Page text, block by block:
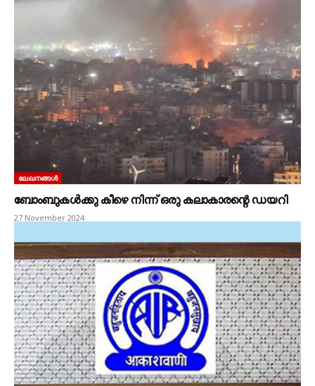
ലേഖനങ്ങൾ
ബോംബുകൾക്കു കീഴെ നിന്ന് ഒരു കലാകാരന്റെ ഡയറി
27 November 2024